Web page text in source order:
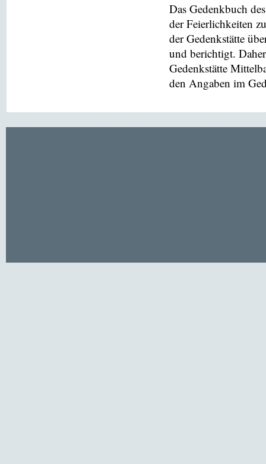
Das Gedenkbuch
der Feierlichkeiten
der Gedenkstätte
und berichtigt.
Gedenkstätte
den Angaben im